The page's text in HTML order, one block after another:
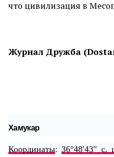
что цивилизация в
Журнал Дружба
Хамукар
Координаты: 36°48′43″ с.